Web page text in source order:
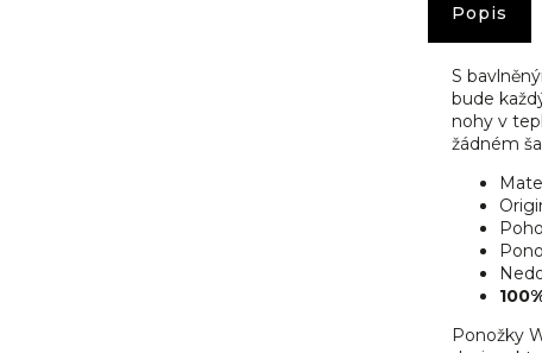
Popis
S
bude
nohy v
žádném
Ponožky